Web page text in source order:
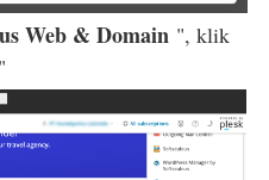
Web & Domain ", klik
"